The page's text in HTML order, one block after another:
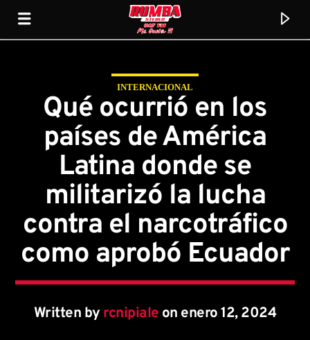
Rumba Stereo 104.7
Title
INTERNACIONAL
Qué ocurrió en los
países de América
Latina donde se
militarizó la lucha
contra el narcotráfico
como aprobó Ecuador
Written by rcnipiale on enero 12, 2024